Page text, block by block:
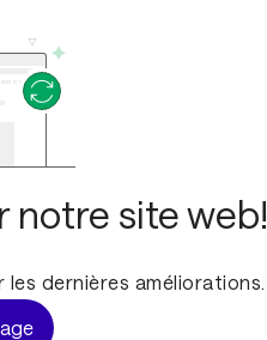
notre site web!
dernières améliorations.